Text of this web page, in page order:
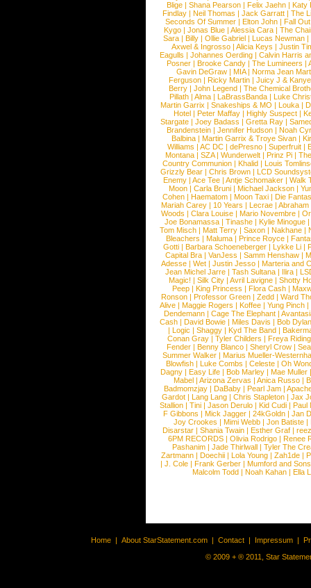
Blige | Shana Pearson | Felix Jaehn | Katy
Findlay |Neil Thomas |Jack Garratt |The
Seconds Of Summer |Elton John |Fall
Kygo |Jonas Blue |Alessia Cara |The
Sara |Billy |Ollie Gabriel |Lucas Newman |
Axwel & Ingrosso | Alicia Keys | Justin
Eagulls |Johannes Oerding |Calvin Harris
Posner |Brooke Candy |The Lumineers |
Gavin DeGraw | MIA| Norma Jean
Ferguson | Ricky Martin | Juicy J &
Berry | John Legend | The Chemical
Pillath |Alma |LaBrassBanda |Luke
Martin Garrix | Snakeships & MO | Louka |
Hotel | Peter Maffay | Highly Suspect |
Stargate |Joey Badass |Gretta Ray |
Brandenstein |Jennifer Hudson |Noah
Balbina | Martin Garrix & Troye Sivan |
Williams |AC DC |dePresno |Superfruit |
Montana |SZA|Wunderwelt |Prinz Pi |
Country Communion | Khalid | Louis
Grizzly Bear | Chris Brown | LCD
Enemy | Ace Tee | Antje Schomaker | Walk
Moon |Carla Bruni |Michael Jackson |
Cohen |Haematom |Moon Taxi |Die
Mariah Carey | 10 Years | Lecrae | Abraham
Woods |Clara Louise |Mario Novembre |
Joe Bonamassa | Tinashe | Kylie Minogue |
Tom Misch |Matt Terry |Saxon |Nakhane |
Bleachers | Maluma | Prince Royce |
Gotti |Barbara Schoeneberger |Lykke Li |
Capital Bra |VanJess |Samm Henshaw |
Adesse |Wet |Justin Jesso |Marteria and
Jean Michel Jarre |Tash Sultana | Ilira |
Magic! | Silk City | Avril Lavigne | Shotty
Peep |King Princess |Flora Cash |
Ronson |Professor Green |Zedd |Ward
Alive |Maggie Rogers |Koffee |Yung Pinch |
Dendemann |Cage The Elephant |
Cash | David Bowie | Miles Davis | Bob Dylan
|Logic |Shaggy |Kyd The Band |
Conan Gray |Tyler Childers |Freya
Fender |Benny Blanco |Sheryl Crow |
Summer Walker |Marius Mueller-
Blowfish | Luke Combs | Celeste | Oh
Dagny |Easy Life |Bob Marley |Mae Muller
Mabel |Arizona Zervas |Anica Russo |
Badmomzjay |DaBaby |Pearl Jam |
Gardot | Lang Lang | Chris Stapleton | Jax
Stallion |Tini |Jason Derulo |Kid Cudi |Paul
F Gibbons | Mick Jagger | 24kGoldn | Jan
Joy Crookes | Mimi Webb | Jon Batiste |
Disarstar | Shania Twain | Esther Graf |
6PM RECORDS | Olivia Rodrigo | Renee
Pashanim |Jade Thirlwall |Tyler The
Zartmann | Doechii | Lola Young | Zah1de |
| J. Cole | Frank Gerber | Mumford and Sons
Malcolm Todd | Noah Kahan | Ella
Home | About StarStatement.com | Contact | Impressum |
© 2009 + ® 2011, Star